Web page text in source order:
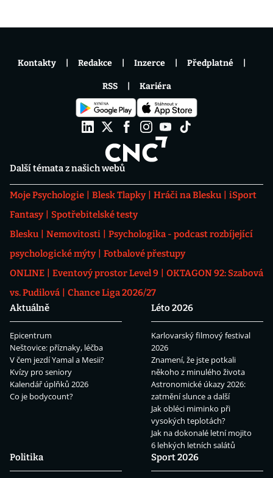
Další témata z našich webů
Moje Psychologie Blesk Tlapky Hráči na Blesku
iSport
Fantasy
Spotřebitelské testy
Blesku
Nemovitosti
Psychologika - podcast rozbíjející
psychologické mýty
Fotbalové přestupy
ONLINE
Eventový prostor Level 9
OKTAGON 92: Szabová
vs. Pudilová
Chance Liga 2026/27
Aktuálně
Epicentrum
Neštovice: příznaky, léčba
V čem jezdí Yamal a Mesii?
Kvízy pro seniory
Kalendář úplňků 2026
Co je bodycount?
Léto 2026
Karlovarský filmový festival
2026
Znamení, že jste potkali
někoho z minulého života
Astronomické úkazy 2026:
zatmění slunce a další
Jak obléci miminko při
vysokých teplotách?
Jak na dokonalé letní mojito
6 lehkých letních salátů
Politika
Sport 2026
Kontakty Redakce Inzerce Předplatné
RSS Kariéra